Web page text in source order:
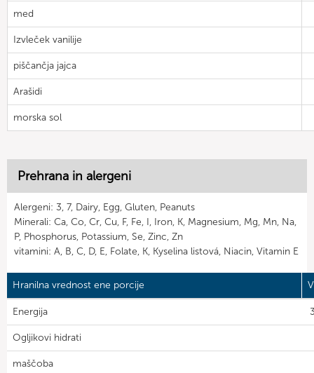
med
Izvleček vanilije
piščančja jajca
Arašidi
morska sol
Prehrana in alergeni
Alergeni: 3, 7, Dairy, Egg, Gluten, Peanuts
Minerali: Ca, Co, Cr, Cu, F, Fe, I, Iron, K, Magnesium, Mg, Mn, Na,
P, Phosphorus, Potassium, Se, Zinc, Zn
vitamini: A, B, C, D, E, Folate, K, Kyselina listová, Niacin, Vitamin E
Hranilna vrednost ene porcije
Energija
Ogljikovi hidrati
maščoba